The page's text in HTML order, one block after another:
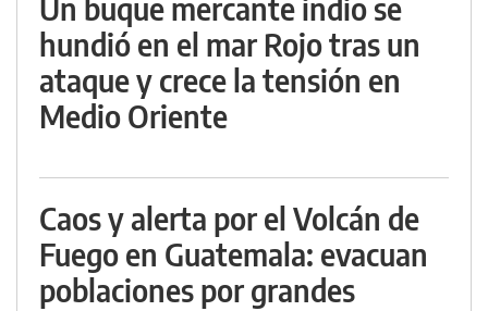
Un buque mercante indio se
hundió en el mar Rojo tras un
ataque y crece la tensión en
Medio Oriente
Caos y alerta por el Volcán de
Fuego en Guatemala: evacuan
poblaciones por grandes